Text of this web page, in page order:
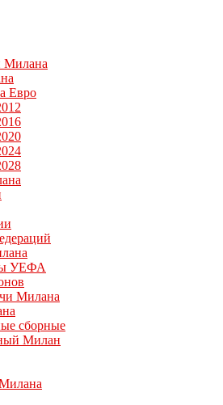
Милана
Евро
УЕФА
Милана
сборные
Милан